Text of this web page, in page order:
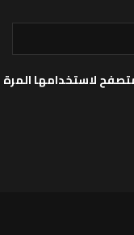
لاستخدامها